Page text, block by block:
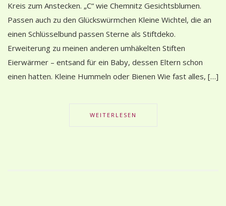
Kreis zum Anstecken. „C“ wie Chemnitz Gesichtsblumen.
Passen auch zu den Glückswürmchen Kleine Wichtel, die an
einen Schlüsselbund passen Sterne als Stiftdeko.
Erweiterung zu meinen anderen umhäkelten Stiften
Eierwärmer – entsand für ein Baby, dessen Eltern schon
einen hatten. Kleine Hummeln oder Bienen Wie fast alles, […]
WEITERLESEN